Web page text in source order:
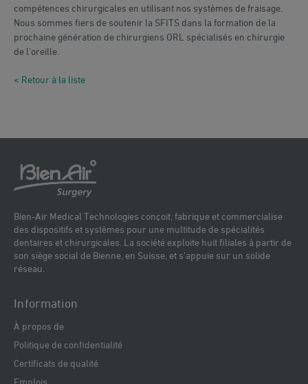
compétences chirurgicales en utilisant nos systèmes de fraisage.
Nous sommes fiers de soutenir la SFITS dans la formation de la
prochaine génération de chirurgiens ORL spécialisés en chirurgie
de l'oreille.
< Retour à la liste
Bien-Air Medical Technologies conçoit, fabrique et commercialise
des dispositifs et systèmes pour une multitude de spécialités
dentaires et chirurgicales. La société exploite huit filiales à partir de
son siège social de Bienne, en Suisse, et s’appuie sur un solide
réseau.
Information
À propos de
Politique de confidentialité
Certificats de qualité